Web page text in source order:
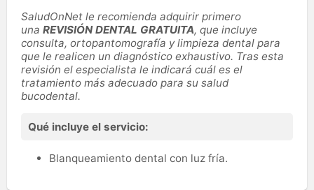
SaludOnNet le recomienda adquirir primero
una REVISIÓN DENTAL GRATUITA, que incluye
consulta, ortopantomografía y limpieza dental para
que le realicen un diagnóstico exhaustivo. Tras esta
revisión el especialista le indicará cuál es el
tratamiento más adecuado para su salud
bucodental.
Qué incluye el servicio:
Blanqueamiento dental con luz fría.